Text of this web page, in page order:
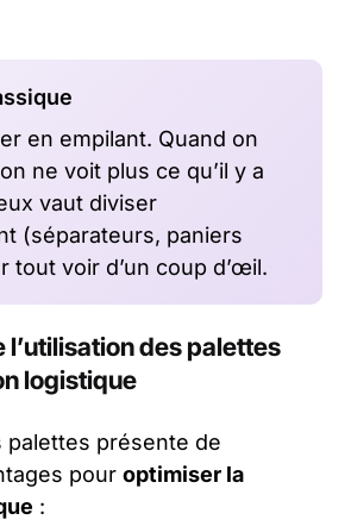
en empilant. Quand on
ne voit plus ce qu’il y a
vaut diviser
(séparateurs, paniers
tout voir d’un coup d’œil.
l’utilisation des palettes
logistique
palettes présente de
pour optimiser la
: